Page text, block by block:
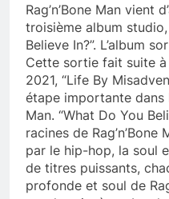
Rag’n’Bone Man vient
troisième album
Believe In?”. L’album
Cette sortie fait suite
2021, “Life By
étape importante dans
Man. “What Do You
racines de
par le hip-hop, la soul
de titres puissants,
profonde et soul de